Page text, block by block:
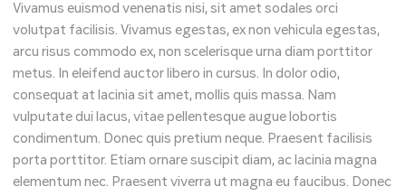
Vivamus euismod venenatis nisi, sit amet sodales orci
volutpat facilisis. Vivamus egestas, ex non vehicula egestas,
arcu risus commodo ex, non scelerisque urna diam porttitor
metus. In eleifend auctor libero in cursus. In dolor odio,
consequat at lacinia sit amet, mollis quis massa. Nam
vulputate dui lacus, vitae pellentesque augue lobortis
condimentum. Donec quis pretium neque. Praesent facilisis
porta porttitor. Etiam ornare suscipit diam, ac lacinia magna
elementum nec. Praesent viverra ut magna eu faucibus. Donec